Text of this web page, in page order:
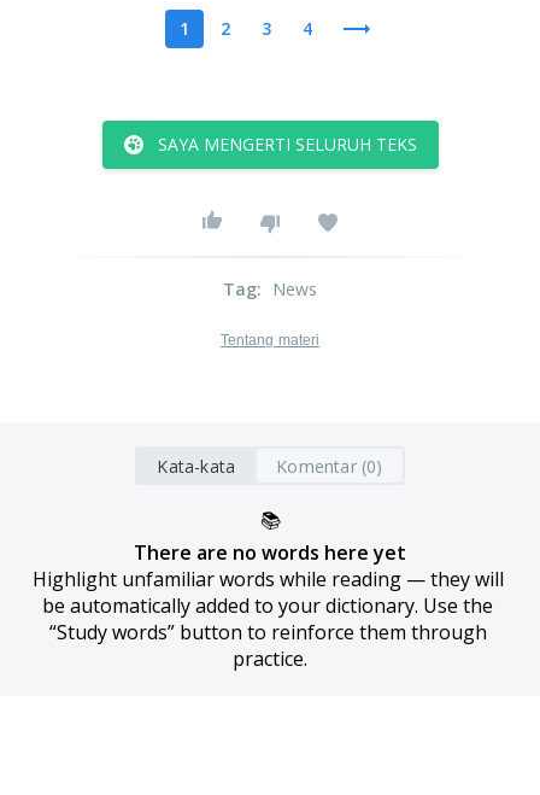
1 2 3 4
SAYA MENGERTI SELURUH TEKS
Tag: News
Tentang materi
Kata-kata Komentar (0)
📚
There are no words here yet
Highlight unfamiliar words while reading — they will
be automatically added to your dictionary. Use the
“Study words” button to reinforce them through
practice.